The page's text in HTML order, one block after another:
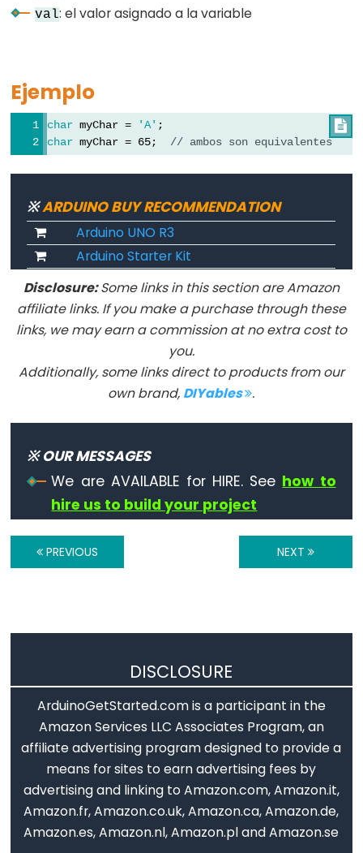
char
long
word
Constants
Constants
Floating
Point
Constants
Constantes
Scope
Qualifiers
const
Alcance
Digital
digitalRead()
digitalWrite()
val: el valor asignado a la variable
Ejemplo

char myChar = 'A' ;
char myChar = 65; // ambos son equivalentes
※ARDUINO BUY RECOMMENDATION
Arduino UNO R3
Arduino Starter Kit
Disclosure:Some links in this section are Amazon
affiliate links. If you make a purchase through these
links, we may earn a commission at no extra cost to
you.
Additionally, some links direct to products from our
own brand, DIYables .
※ OUR MESSAGES
We are AVAILABLE for HIRE. See how to
hire us to build your project
PREVIOUS NEXT
DISCLOSURE
ArduinoGetStarted.com is a participant in the
Amazon Services LLC Associates Program, an
affiliate advertising program designed to provide a
means for sites to earn advertising fees by
advertising and linking to Amazon.com, Amazon.it,
Amazon.fr, Amazon.co.uk, Amazon.ca, Amazon.de,
Amazon.es, Amazon.nl, Amazon.pl and Amazon.se